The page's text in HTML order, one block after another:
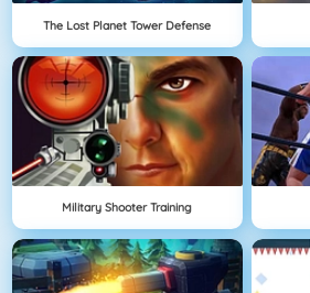
The Lost Planet Tower Defense
Military Shooter Training